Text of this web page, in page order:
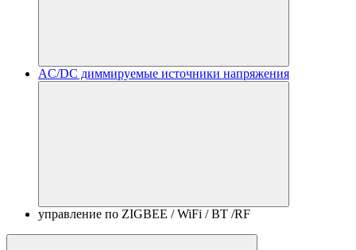
AC/DC диммируемые источники напряжения
управление по ZIGBEE / WiFi / BT /RF